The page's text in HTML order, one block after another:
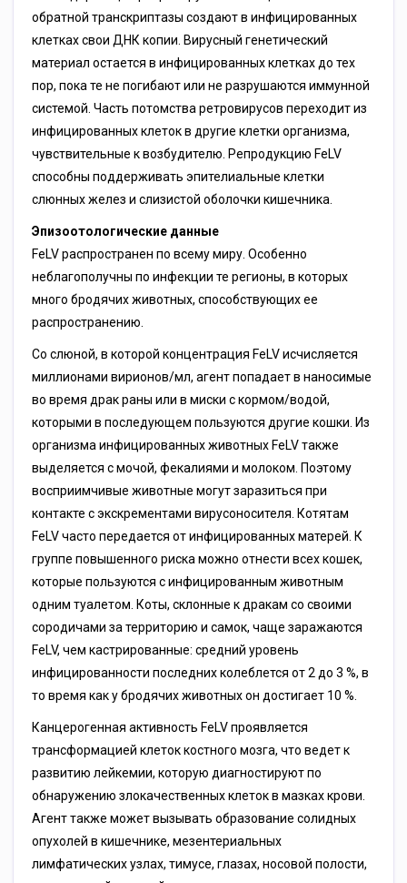
обратной транскриптазы создают в инфицированных
клетках свои ДНК копии. Вирусный генетический
материал остается в инфицированных клетках до тех
пор, пока те не погибают или не разрушаются иммунной
системой. Часть потомства ретровирусов переходит из
инфицированных клеток в другие клетки организма,
чувствительные к возбудителю. Репродукцию FеLV
способны поддерживать эпителиальные клетки
слюнных желез и слизистой оболочки кишечника.
Эпизоотологические данные
FеLV распространен по всему миру. Особенно
неблагополучны по инфекции те регионы, в которых
много бродячих животных, способствующих ее
распространению.
Со слюной, в которой концентрация FеLV исчисляется
миллионами вирионов/мл, агент попадает в наносимые
во время драк раны или в миски с кормом/водой,
которыми в последующем пользуются другие кошки. Из
организма инфицированных животных FеLV также
выделяется с мочой, фекалиями и молоком. Поэтому
восприимчивые животные могут заразиться при
контакте с экскрементами вирусоносителя. Котятам
FеLV часто передается от инфицированных матерей. К
группе повышенного риска можно отнести всех кошек,
которые пользуются с инфицированным животным
одним туалетом. Коты, склонные к дракам со своими
сородичами за территорию и самок, чаще заражаются
FеLV, чем кастрированные: средний уровень
инфицированности последних колеблется от 2 до 3 %, в
то время как у бродячих животных он достигает 10 %.
Канцерогенная активность FеLV проявляется
трансформацией клеток костного мозга, что ведет к
развитию лейкемии, которую диагностируют по
обнаружению злокачественных клеток в мазках крови.
Агент также может вызывать образование солидных
опухолей в кишечнике, мезентериальных
лимфатических узлах, тимусе, глазах, носовой полости,